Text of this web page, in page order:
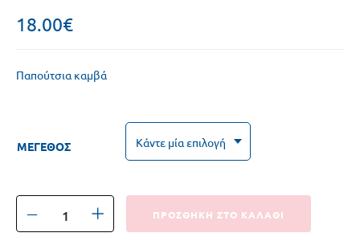
18.00€
Παπούτσια καμβά
ΜΕΓΕΘΟΣ
ΠΡΟΣΘΗΚΗ ΣΤΟ ΚΑΛΑΘΙ